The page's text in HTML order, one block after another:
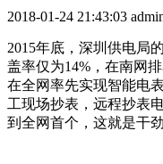
2018-01-24 21:43:03
2015年底，深圳供电局
盖率仅为14%，在南网
在全网率先实现智能电
工现场抄表，远程抄表
到全网首个，这就是干